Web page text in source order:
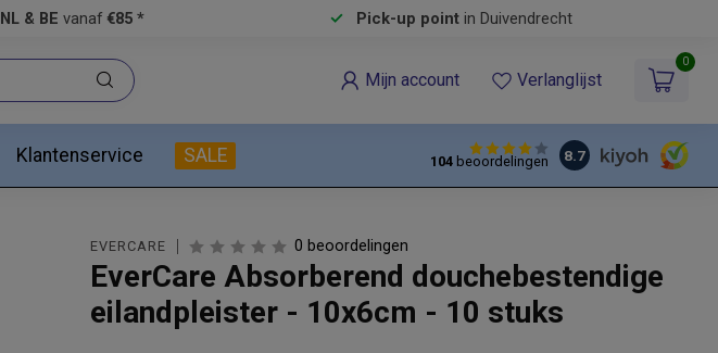
NL & BE vanaf €85 * Pick-up pointin Duivendrecht
Mijn account Verlanglijst
0
Klantenservice SALE 104beoordelingen 8.7
EVERCARE 0 beoordelingen
EverCare Absorberend douchebestendige
eilandpleister - 10x6cm - 10 stuks